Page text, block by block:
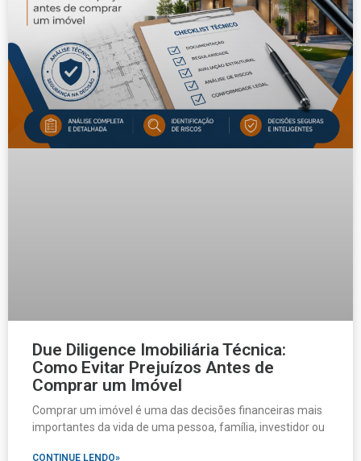
Due Diligence Imobiliária Técnica:
Como Evitar Prejuízos Antes de
Comprar um Imóvel
Comprar um imóvel é uma das decisões financeiras mais
importantes da vida de uma pessoa, família, investidor ou
CONTINUE LENDO»